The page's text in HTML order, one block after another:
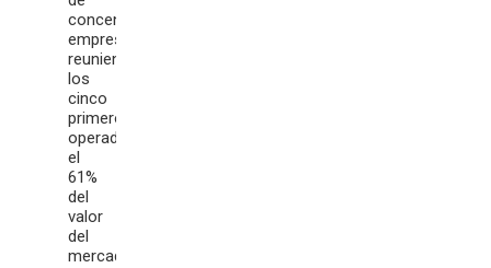
concentración
empresarial,
reuniendo
los
cinco
primeros
operadores
el
61%
del
valor
del
mercado.